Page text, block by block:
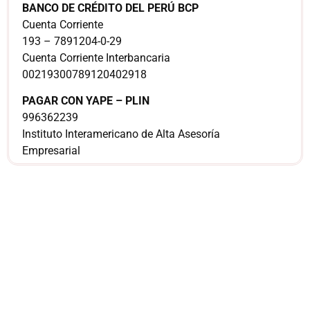
BANCO DE CRÉDITO DEL PERÚ BCP
Cuenta Corriente
193 – 7891204-0-29
Cuenta Corriente Interbancaria
00219300789120402918
PAGAR CON YAPE – PLIN
996362239
Instituto Interamericano de Alta Asesoría
Empresarial